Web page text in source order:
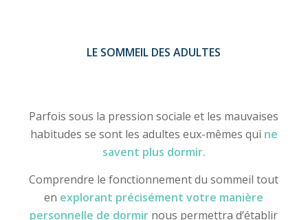
LE SOMMEIL DES ADULTES
Parfois sous la pression sociale et les mauvaises
habitudes se sont les adultes eux-mêmes qui ne
savent plus dormir.
Comprendre le fonctionnement du sommeil tout
en explorant précisément votre manière
personnelle de dormir nous permettra d’établir